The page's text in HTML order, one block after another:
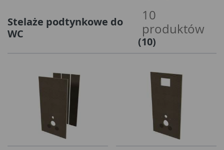
Stelaże podtynkowe do
WC
10
produktów
(10)